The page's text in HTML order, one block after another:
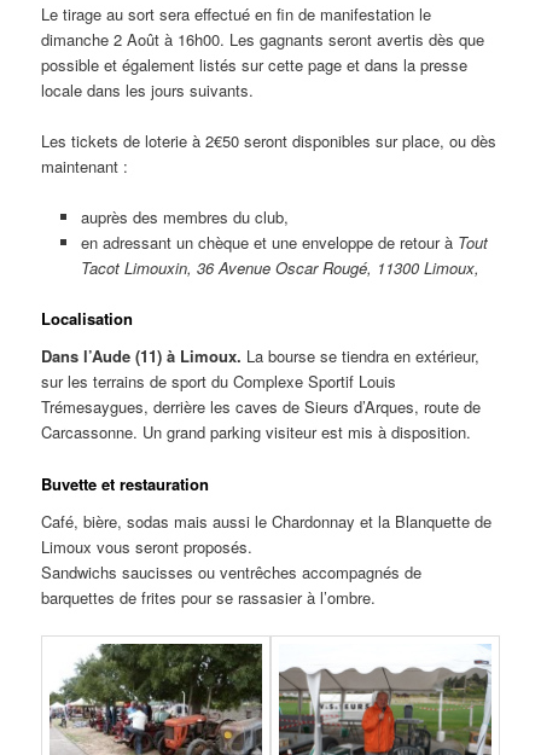
Le tirage au sort sera effectué en fin de manifestation le
dimanche 2 Août à 16h00. Les gagnants seront avertis dès que
possible et également listés sur cette page et dans la presse
locale dans les jours suivants.
Les tickets de loterie à 2€50 seront disponibles sur place, ou dès
maintenant :
auprès des membres du club,
en adressant un chèque et une enveloppe de retour à Tout
Tacot Limouxin, 36 Avenue Oscar Rougé, 11300 Limoux,
Localisation
Dans l’Aude (11) à Limoux. La bourse se tiendra en extérieur,
sur les terrains de sport du Complexe Sportif Louis
Trémesaygues, derrière les caves de Sieurs d’Arques, route de
Carcassonne. Un grand parking visiteur est mis à disposition.
Buvette et restauration
Café, bière, sodas mais aussi le Chardonnay et la Blanquette de
Limoux vous seront proposés.
Sandwichs saucisses ou ventrêches accompagnés de
barquettes de frites pour se rassasier à l’ombre.